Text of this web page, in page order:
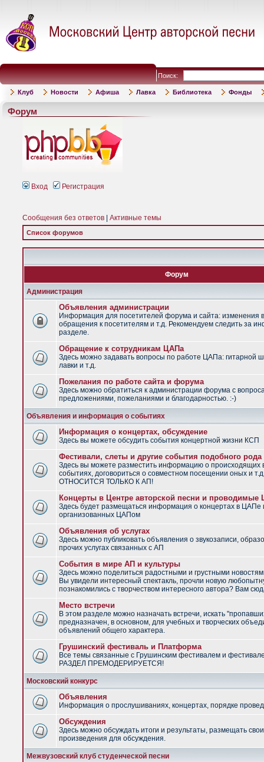
Поиск:
Клуб Новости Афиша Лавка Библиотека Фонды
Форум
Вход Регистрация
Сообщения без ответов Активные темы
Список форумов
Форум
Администрация
Объявления администрации
Информация для посетителей форума и сайта: изменения
обращения к посетителям и т.д. Рекомендуем следить за
разделе.
Обращение к сотрудникам ЦАПа
Здесь можно задавать вопросы по работе ЦАПа: гитарной
лавки и т.д.
Пожелания по работе сайта и форума
Здесь можно обратиться к администрации форума с
предложениями, пожеланиями и благодарностью. :-)
Объявления и информация о событиях
Информация о концертах, обсуждение
Здесь вы можете обсудить события концертной жизни КСП
Фестивали, слеты и другие события подобного рода
Здесь вы можете разместить информацию о
событиях, договориться о совместном посещении оных и
ОТНОСИТСЯ ТОЛЬКО К АП!
Концерты в Центре авторской песни и
Здесь будет размещаться информация о концертах в ЦАПе
организованных ЦАПом
Объявления об услугах
Здесь можно публиковать объявления о звукозаписи,
прочих услугах связанных с АП
События в мире АП и культуры
Здесь можно поделиться радостными и грустными
Вы увидели интересный спектакль, прочли новую
познакомились с творчеством интересного автора? Вам
Место встречи
В этом разделе можно назначать встречи, искать
предназначен, в основном, для учебных и творческих
объявлений общего характера.
Грушинский фестиваль и Платформа
Все темы связанные с Грушинским фестивалем и
РАЗДЕЛ ПРЕМОДЕРИРУЕТСЯ!
Московский конкурс
Объявления
Информация о прослушиваниях, концертах, порядке
Обсуждения
Здесь можно обсуждать итоги и результаты, размещать
произведения для обсуждения.
Межвузовский клуб студенческой песни